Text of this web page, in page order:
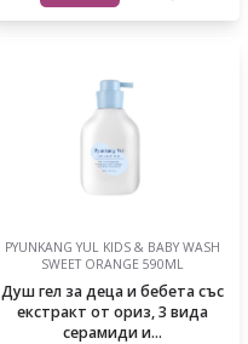
PYUNKANG YUL KIDS & BABY WASH
SWEET ORANGE 590ML
Душ гел за деца и бебета със
екстракт от ориз, 3 вида
серамиди и...